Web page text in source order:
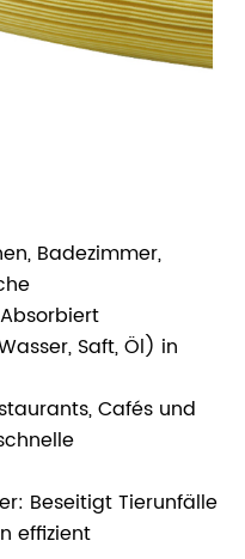
Badezimmer,
Saft, Öl) in
Cafés und
Beseitigt Tierunfälle
effizient